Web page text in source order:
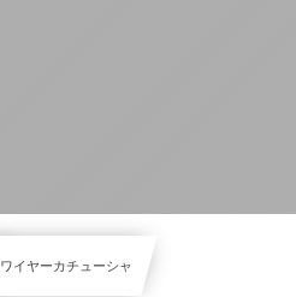
ワイヤーカチューシャ